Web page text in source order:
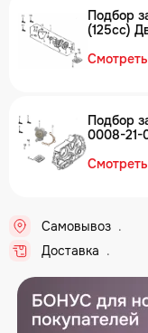
Самовывоз ..
Доставка ..
Подбор
(125cc)
Смотреть
Подбор
0008-21-
Смотреть